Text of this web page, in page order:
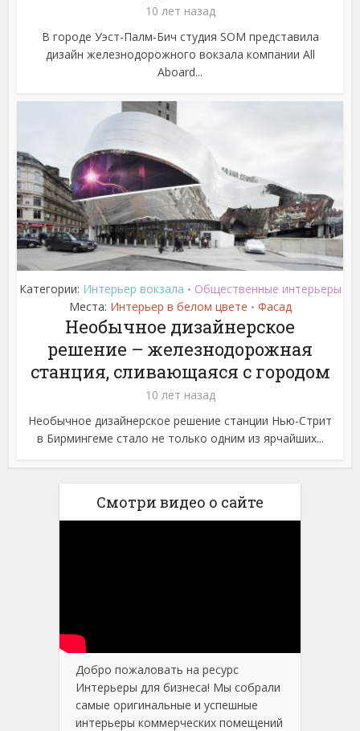
10 лет назад
В городе Уэст-Палм-Бич студия SOM представила
дизайн железнодорожного вокзала компании All
Aboard...
Категории: Интерьер вокзала • Общественные интерьеры
Места: Интерьер в белом цвете • Фасад
Необычное дизайнерское
решение – железнодорожная
станция, сливающаяся с городом
10 лет назад
Необычное дизайнерское решение станции Нью-Стрит
в Бирмингеме стало не только одним из ярчайших...
Смотри видео о сайте
Добро пожаловать на ресурс
Интерьеры для бизнеса! Мы собрали
самые оригинальные и успешные
интерьеры коммерческих помещений